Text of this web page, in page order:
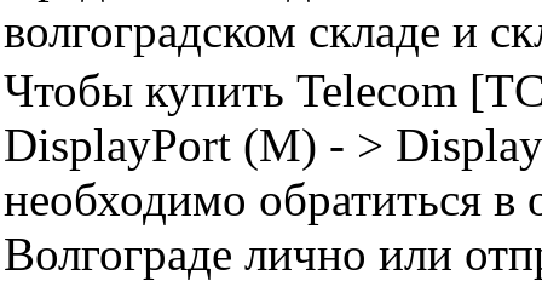
волгоградском складе и
Чтобы купить Telecom
DisplayPort (M) - >
необходимо
Волгограде лично или